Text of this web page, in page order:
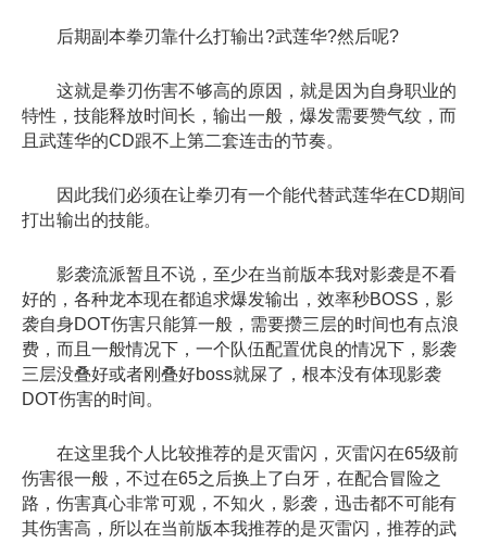
后期副本拳刃靠什么打输出?武莲华?然后呢?
这就是拳刃伤害不够高的原因，就是因为自身职业的
特性，技能释放时间长，输出一般，爆发需要赞气纹，而
且武莲华的CD跟不上第二套连击的节奏。
因此我们必须在让拳刃有一个能代替武莲华在CD期间
打出输出的技能。
影袭流派暂且不说，至少在当前版本我对影袭是不看
好的，各种龙本现在都追求爆发输出，效率秒BOSS，影
袭自身DOT伤害只能算一般，需要攒三层的时间也有点浪
费，而且一般情况下，一个队伍配置优良的情况下，影袭
三层没叠好或者刚叠好boss就屎了，根本没有体现影袭
DOT伤害的时间。
在这里我个人比较推荐的是灭雷闪，灭雷闪在65级前
伤害很一般，不过在65之后换上了白牙，在配合冒险之
路，伤害真心非常可观，不知火，影袭，迅击都不可能有
其伤害高，所以在当前版本我推荐的是灭雷闪，推荐的武